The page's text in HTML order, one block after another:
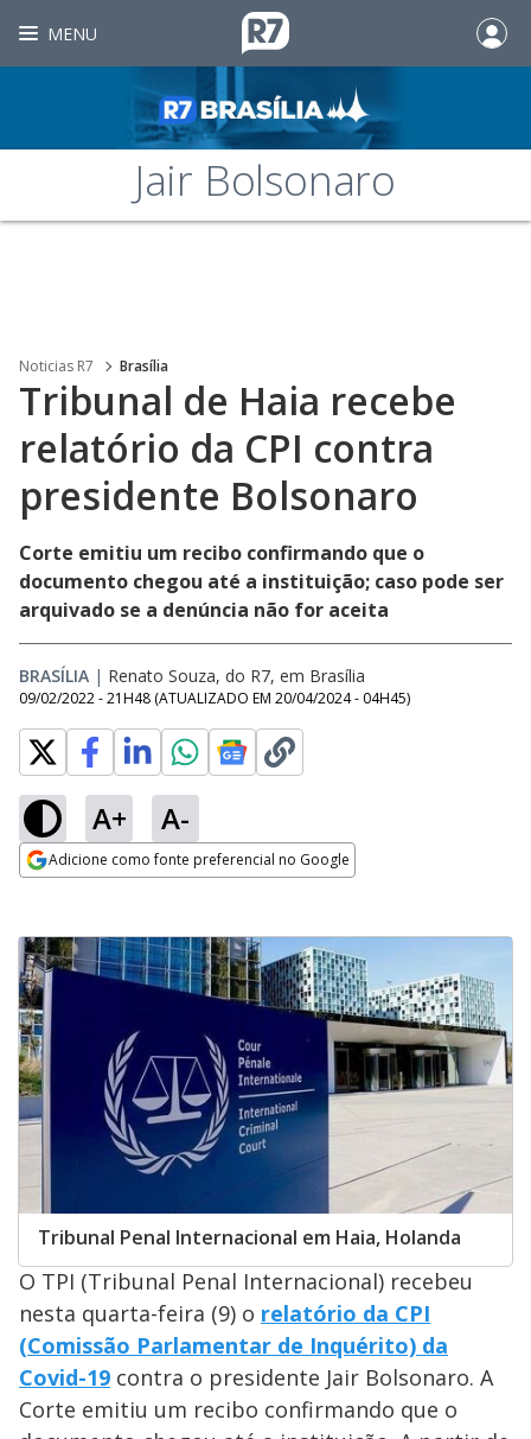
MENU
Jair Bolsonaro
Noticias R7 Brasília
Tribunal de Haia recebe
relatório da CPI contra
presidente Bolsonaro
Corte emitiu um recibo confirmando que o
documento chegou até a instituição; caso pode ser
arquivado se a denúncia não for aceita
BRASÍLIA | Renato Souza, do R7, em Brasília
09/02/2022 - 21H48 (ATUALIZADO EM 20/04/2024 - 04H45)
A+ A-
Adicione como fonte preferencial no Google
Tribunal Penal Internacional em Haia, Holanda
O TPI (Tribunal Penal Internacional) recebeu
nesta quarta-feira (9) o relatório da CPI
(Comissão Parlamentar de Inquérito) da
Covid-19 contra o presidente Jair Bolsonaro. A
Corte emitiu um recibo confirmando que o